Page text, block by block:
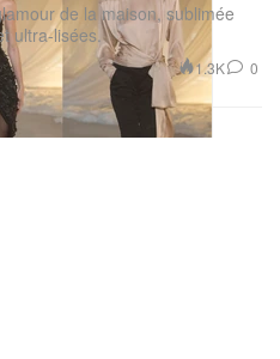
de la maison, sublimée
ultra-lisées.
1.3K 0